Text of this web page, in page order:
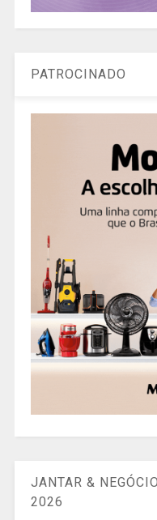
PATROCINADO
JANTAR &
2026